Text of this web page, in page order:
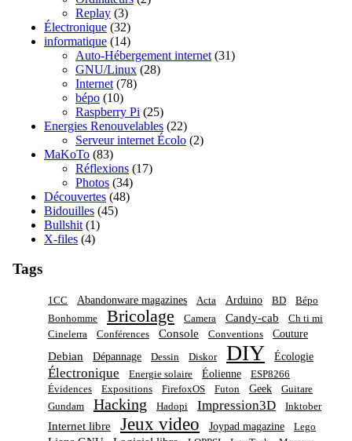
Replay (3)
Électronique (32)
informatique (14)
Auto-Hébergement internet (31)
GNU/Linux (28)
Internet (78)
bépo (10)
Raspberry Pi (25)
Energies Renouvelables (22)
Serveur internet Écolo (2)
MaKoTo (83)
Réflexions (17)
Photos (34)
Découvertes (48)
Bidouilles (45)
Bullshit (1)
X-files (4)
Tags
1CC Abandonware magazines Acta Arduino BD
Bépo
Bonhomme
Bricolage Camera Candy-cab
Ch ti mi
Cinelerra
Conférences Console Conventions Couture
Debian Dépannage Dessin Diskor DIY Écologie
Électronique Energie solaire Éolienne
ESP8266
Évidences
Expositions FirefoxOS Futon Geek
Guitare
Gundam
Hacking Hadopi Impression3D Inktober
Internet libre Jeux video Joypad magazine Lego